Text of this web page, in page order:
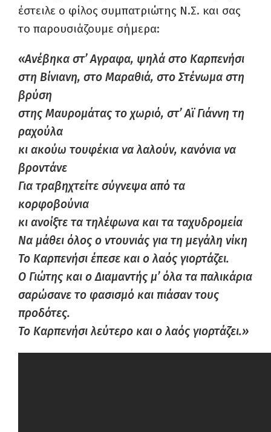
έστειλε ο φίλος συμπατριώτης Ν.Σ. και σας
το παρουσιάζουμε σήμερα:
«Ανέβηκα στ’ Αγραφα, ψηλά στο Καρπενήσι
στη Βίνιανη, στο Μαραθιά, στο Στένωμα στη
βρύση
στης Μαυρομάτας το χωριό, στ’ Αϊ Γιάννη τη
ραχούλα
κι ακούω τουφέκια να λαλούν, κανόνια να
βροντάνε
Για τραβηχτείτε σύγνεψα από τα
κορφοβούνια
κι ανοίξτε τα τηλέφωνα και τα ταχυδρομεία
Να μάθει όλος ο ντουνιάς για τη μεγάλη νίκη
Το Καρπενήσι έπεσε και ο λαός γιορτάζει.
Ο Γιώτης και ο Διαμαντής μ’ όλα τα παλικάρια
σαρώσανε το φασισμό και πιάσαν τους
προδότες.
Το Καρπενήσι λεύτερο και ο λαός γιορτάζει.»